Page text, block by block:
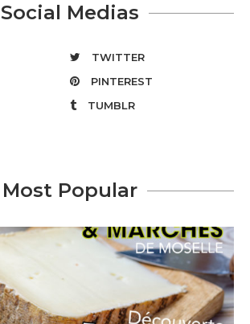
Social Medias
TWITTER
PINTEREST
TUMBLR
Most Popular